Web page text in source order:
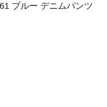
ブルー デニムパンツ